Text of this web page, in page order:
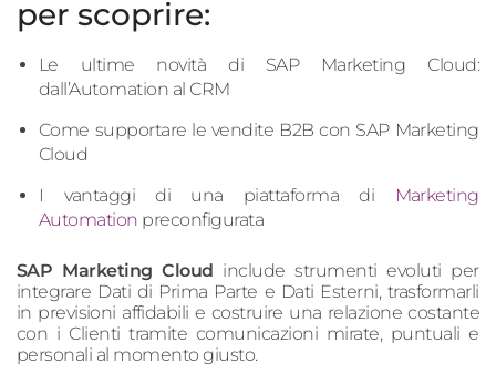
per scoprire:
Le ultime novità di SAP Marketing Cloud:
dall’Automation al CRM
Come supportare le vendite B2B con SAP Marketing
Cloud
I vantaggi di una piattaforma di
Marketing
Automation preconfigurata
SAP Marketing Cloud include strumenti evoluti per
integrare Dati di Prima Parte e Dati Esterni, trasformarli
in previsioni affidabili e costruire una relazione costante
con i Clienti tramite comunicazioni mirate, puntuali e
personali al momento giusto.